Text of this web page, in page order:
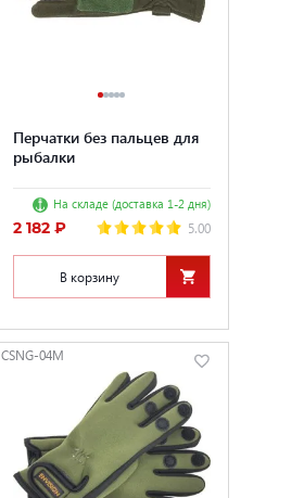
Перчатки без пальцев для
рыбалки
На складе (доставка 1-2 дня)
2 182 ₽ 5.00
В корзину
CSNG-04M